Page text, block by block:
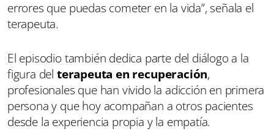
errores que puedas cometer en la vida”, señala el
terapeuta.
El episodio también dedica parte del diálogo a la
figura del terapeuta en recuperación,
profesionales que han vivido la adicción en primera
persona y que hoy acompañan a otros pacientes
desde la experiencia propia y la empatía.